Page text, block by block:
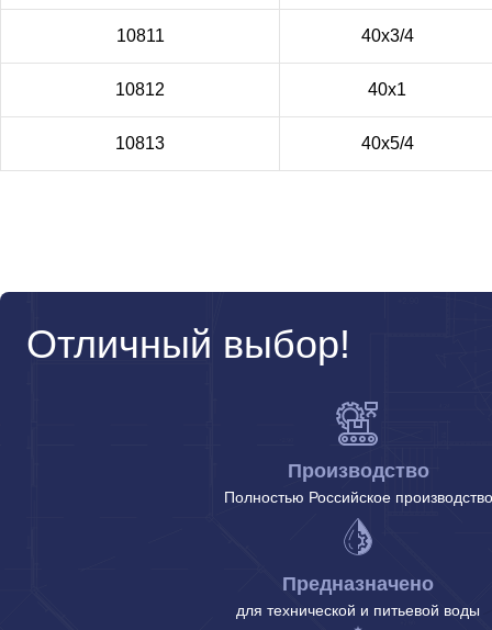
10811 40х3/4
10812 40х1
10813 40х5/4
Отличный выбор!
Производство
Полностью Российское производство
Предназначено
для технической и питьевой воды